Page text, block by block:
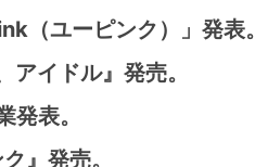
（ユーピンク）」発表。
イドル』発売。
表。
』発売。